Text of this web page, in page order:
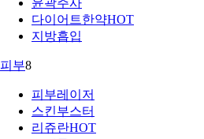
윤곽주사
다이어트한약HOT
지방흡입
피부8
피부레이저
스킨부스터
리쥬란HOT